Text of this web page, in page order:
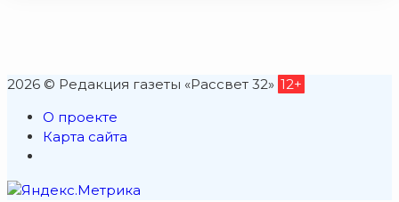
2026 © Редакция газеты «Рассвет 32» 12+
О проекте
Карта сайта